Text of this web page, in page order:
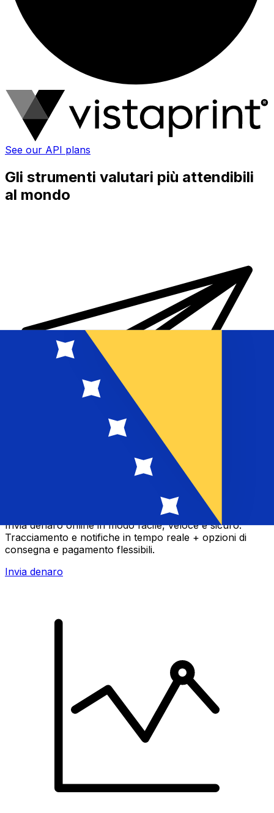
See our API plans
Gli strumenti valutari più attendibili
al mondo
Trasferimenti di denaro internazionali Xe
Invia denaro online in modo facile, veloce e sicuro.
Tracciamento e notifiche in tempo reale + opzioni di
consegna e pagamento flessibili.
Invia denaro